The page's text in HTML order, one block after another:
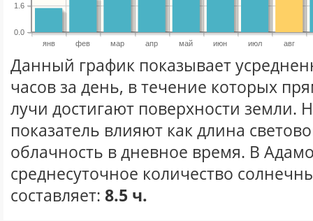
янв фев мар апр май июн июл авг
0.0
1.6
Данный график показывает
часов за день, в течение которых
лучи достигают поверхности земли.
показатель влияют как длина
облачность в дневное время. В
среднесуточное количество
составляет: 8.5 ч.